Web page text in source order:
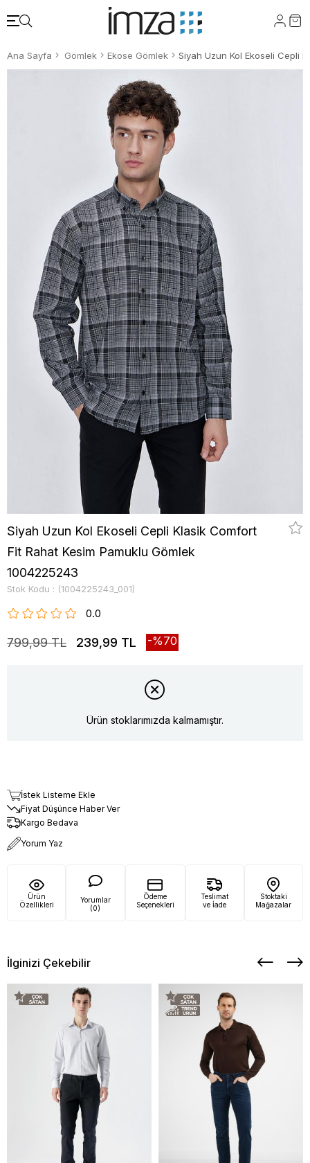
Ana Sayfa Gömlek Ekose Gömlek
Siyah Uzun Kol Ekoseli Cepli Klasik Comfort
Fit Rahat Kesim Pamuklu Gömlek
1004225243
Stok Kodu (1004225243_001)
0.0
799,99 TL 239,99 TL 70
Ürün stoklarımızda kalmamıştır.
İstek Listeme Ekle
Fiyat Düşünce Haber Ver
Kargo Bedava
Yorum Yaz
Ürün
Özellikleri
Yorumlar
(0)
Ödeme
Seçenekleri
Teslimat
ve İade
Stoktaki
Mağazalar
İlginizi Çekebilir